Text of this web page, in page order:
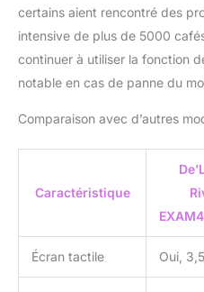
certains aient rencontré des
intensive de plus de 5000
continuer à utiliser la fonction
notable en cas de panne du
Comparaison avec d’autres
Caractéristique
Écran tactile Oui,